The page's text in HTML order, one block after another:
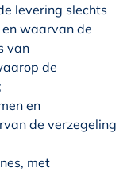
levering slechts
waarvan de
van
de
en
de verzegeling
met